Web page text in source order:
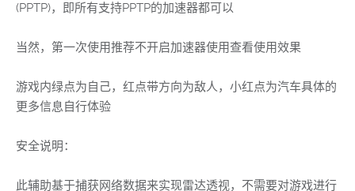
(PPTP)，即所有支持PPTP的加速器都可以
当然，第一次使用推荐不开启加速器使用查看使用效果
游戏内绿点为自己，红点带方向为敌人，小红点为汽车具体的
更多信息自行体验
安全说明：
此辅助基于捕获网络数据来实现雷达透视，不需要对游戏进行